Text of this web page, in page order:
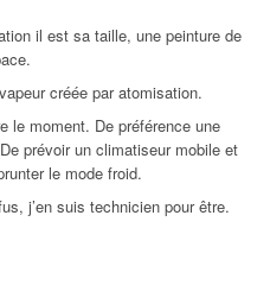
il est sa taille, une peinture de
créée par atomisation.
le moment. De préférence une
prévoir un climatiseur mobile et
le mode froid.
j’en suis technicien pour être.